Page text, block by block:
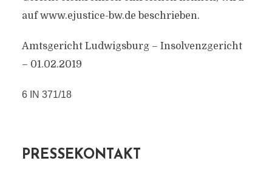
auf www.ejustice-bw.de beschrieben.
Amtsgericht Ludwigsburg – Insolvenzgericht
– 01.02.2019
6 IN 371/18
PRESSEKONTAKT